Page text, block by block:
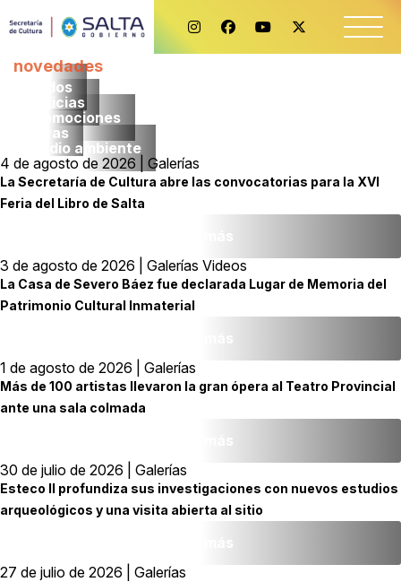
novedades
Todos
noticias
promociones
obras
medio ambiente
4 de agosto de 2026 | Galerías
La Secretaría de Cultura abre las convocatorias para la XVI
Feria del Libro de Salta
3 de agosto de 2026 | Galerías Videos
La Casa de Severo Báez fue declarada Lugar de Memoria del
Patrimonio Cultural Inmaterial
1 de agosto de 2026 | Galerías
Más de 100 artistas llevaron la gran ópera al Teatro Provincial
ante una sala colmada
30 de julio de 2026 | Galerías
Esteco II profundiza sus investigaciones con nuevos estudios
arqueológicos y una visita abierta al sitio
27 de julio de 2026 | Galerías